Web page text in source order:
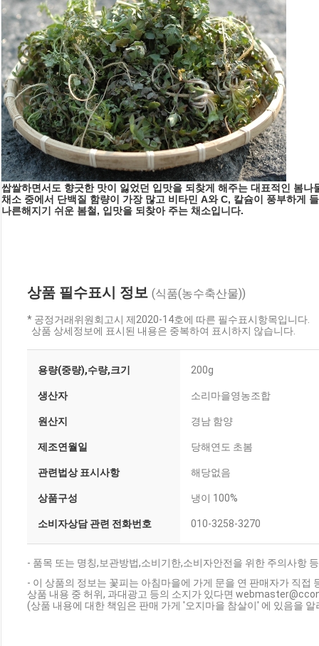
쌉쌀하면서도 향긋한 맛이 잃었던 입맛을 되찾게 해주는 대표적인 봄나
채소 중에서 단백질 함량이 가장 많고 비타민 A와 C, 칼슘이 풍부하게
나른해지기 쉬운 봄철, 입맛을 되찾아 주는 채소입니다.
상품 필수표시 정보 (식품(농수축산물))
* 공정거래위원회고시 제2020-14호에 따른 필수표시항목입니다.
상품 상세정보에 표시된 내용은 중복하여 표시하지 않습니다.
용량(중량),수량,크기 200g
생산자 소리마을영농조합
원산지 경남 함양
제조연월일 당해연도 초봄
관련법상 표시사항 해당없음
상품구성 냉이 100%
소비자상담 관련 전화번호 010-3258-3270
- 품목 또는 명칭,보관방법,소비기한,소비자안전을 위한 주의사항
- 이 상품의 정보는 꽃피는 아침마을에 가게 문을 연 판매자가 직접
상품 내용 중 허위, 과대광고 등의 소지가 있다면
(상품 내용에 대한 책임은 판매 가게 '오지마을 참살이' 에 있음을 알